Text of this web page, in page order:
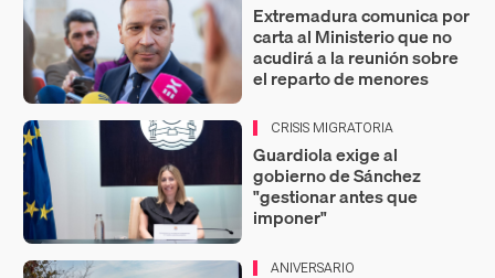
Extremadura comunica por
carta al Ministerio que no
acudirá a la reunión sobre
el reparto de menores
CRISIS MIGRATORIA
Guardiola exige al
gobierno de Sánchez
"gestionar antes que
imponer"
ANIVERSARIO